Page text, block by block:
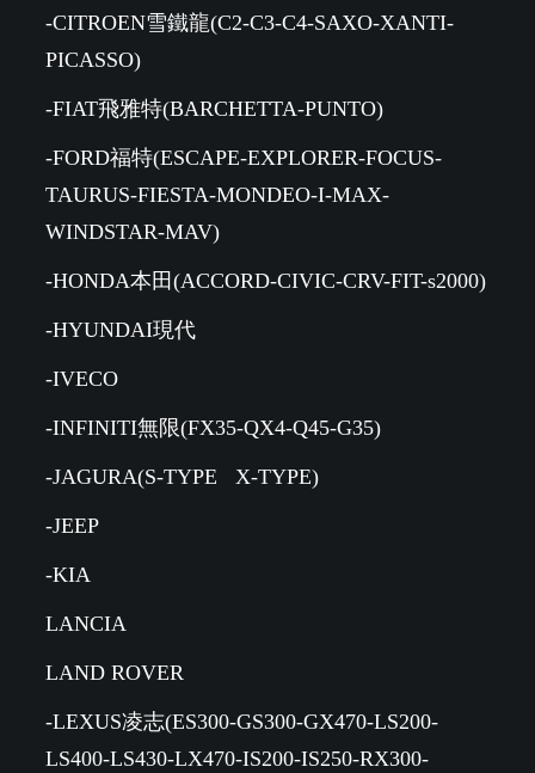
-CITROEN雪鐵龍(C2-C3-C4-SAXO-XANTI-
PICASSO)
-FIAT飛雅特(BARCHETTA-PUNTO)
-FORD福特(ESCAPE-EXPLORER-FOCUS-
TAURUS-FIESTA-MONDEO-I-MAX-
WINDSTAR-MAV)
-HONDA本田(ACCORD-CIVIC-CRV-FIT-s2000)
-HYUNDAI現代
-IVECO
-INFINITI無限(FX35-QX4-Q45-G35)
-JAGURA(S-TYPE X-TYPE)
-JEEP
-KIA
LANCIA
LAND ROVER
-LEXUS凌志(ES300-GS300-GX470-LS200-
LS400-LS430-LX470-IS200-IS250-RX300-